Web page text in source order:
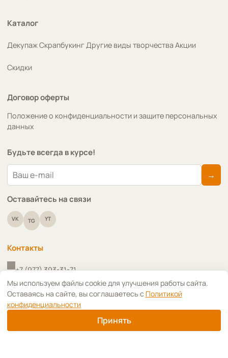
Каталог
ДекупажСкрапбукингДругие виды творчества Акции
Скидки
Договор оферты
Положение о конфиденциальности и защите персональных
данных
Будьте всегда в курсе!
→
Оставайтесь на связи
VK TG YT
Контакты
+7 (977) 393-31-71
+7 (910) 418-91-09
↑
Мы используем файлы cookie для улучшения работы сайта.
Оставаясь на сайте, вы соглашаетесь с Политикой
конфиденциальности
Принять